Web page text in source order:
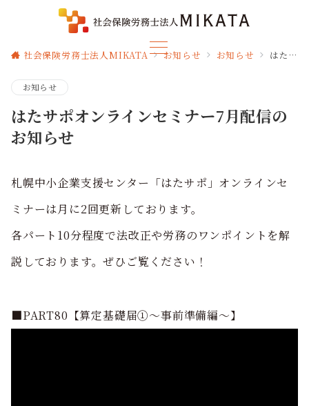
社会保険労務士法人MIKATA お知らせ お知らせ はたサポオンラインセミナー7月配信のお知らせ
お知らせ
はたサポオンラインセミナー7月配信の
お知らせ
札幌中小企業支援センター「はたサポ」オンラインセ
ミナーは月に2回更新しております。
各パート10分程度で法改正や労務のワンポイントを解
説しております。ぜひご覧ください！
■PART80【算定基礎届①～事前準備編～】